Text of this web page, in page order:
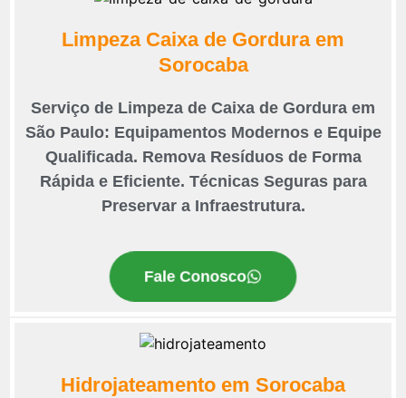
Limpeza Caixa de Gordura em
Sorocaba
Serviço de Limpeza de Caixa de Gordura em
São Paulo: Equipamentos Modernos e Equipe
Qualificada. Remova Resíduos de Forma
Rápida e Eficiente. Técnicas Seguras para
Preservar a Infraestrutura.
Fale Conosco
Hidrojateamento em Sorocaba